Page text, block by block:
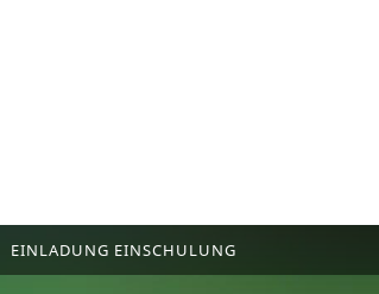
EINLADUNG EINSCHULUNG